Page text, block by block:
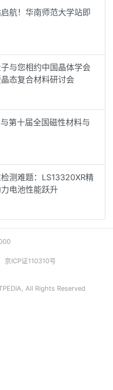
航！华南师范大学站即
与您相约中国晶体学会
态复合材料研讨会
第十届全国磁性材料与
测难题：LS13320XR精
电池性能跃升
京ICP证110310号
All Rights Reserved